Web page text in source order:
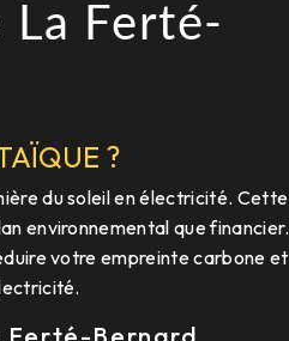
La Ferté-
?
du soleil en électricité. Cette
environnemental que financier.
votre empreinte carbone et